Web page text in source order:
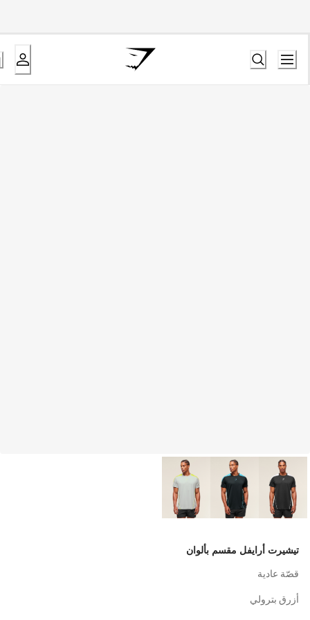
تيشيرت أرايفل مقسم بألوان
قصّة عادية
أزرق بترولي